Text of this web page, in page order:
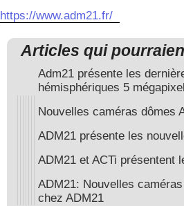
https://www.adm21.fr/
Articles qui
Adm21 présente les
hémisphériques 5
Nouvelles caméras dômes
ADM21 présente les
ADM21 et ACTi présentent
ADM21: Nouvelles
chez ADM21